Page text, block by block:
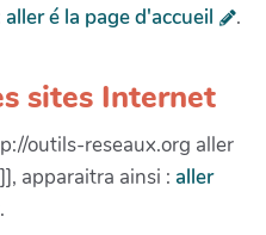
aller é la page d'accueil .
sites Internet
outils-reseaux.org aller
apparaitra ainsi : aller
.